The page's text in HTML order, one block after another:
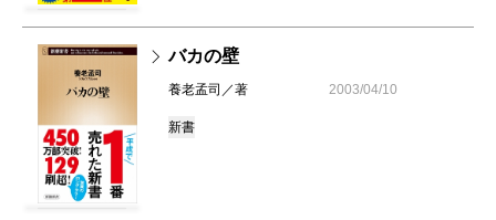
バカの壁
養老孟司／著 2003/04/10
新書